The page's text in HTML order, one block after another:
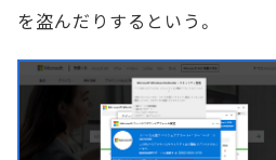
を盗んだりするという。